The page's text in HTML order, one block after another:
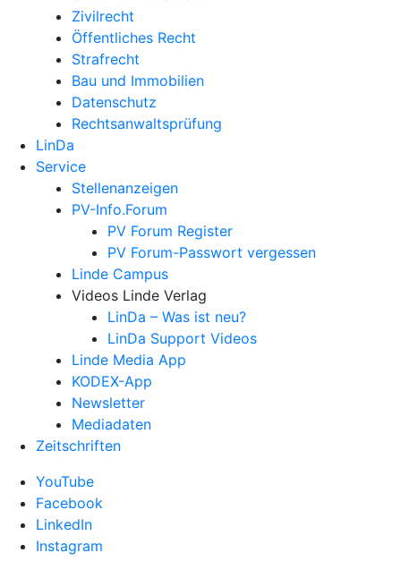
Zivilrecht
Öffentliches Recht
Strafrecht
Bau und Immobilien
Datenschutz
Rechtsanwalts­prüfung
LinDa
Service
Stellenanzeigen
PV-Info.Forum
PV Forum Register
PV Forum-Passwort vergessen
Linde Campus
Videos Linde Verlag
LinDa – Was ist neu?
LinDa Support Videos
Linde Media App
KODEX-App
Newsletter
Mediadaten
Zeitschriften
YouTube
Facebook
LinkedIn
Instagram